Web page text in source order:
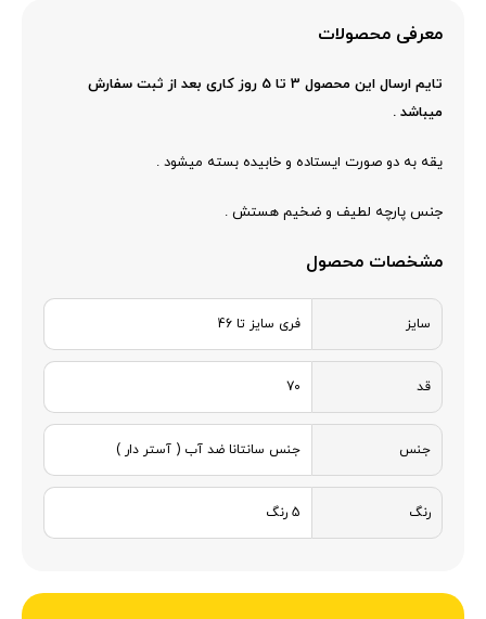
معرفی محصولات
تایم ارسال این محصول 3 تا 5 روز کاری بعد از ثبت سفارش
میباشد .
یقه به دو صورت ایستاده و خابیده بسته میشود .
جنس پارچه لطیف و ضخیم هستش .
مشخصات محصول
سایز فری سایز تا 46
قد 70
جنس جنس سانتانا ضد آب ( آستر دار )
رنگ 5 رنگ